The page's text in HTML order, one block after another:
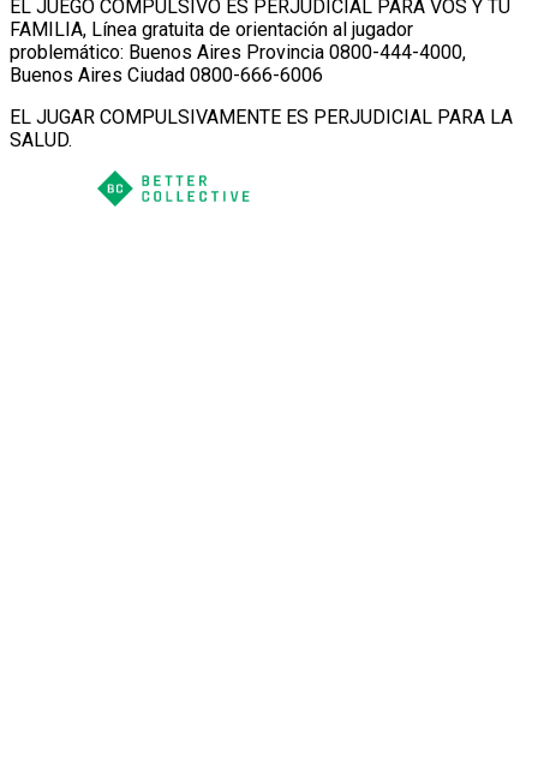
EL JUEGO COMPULSIVO ES PERJUDICIAL PARA VOS Y TU
FAMILIA, Línea gratuita de orientación al jugador
problemático: Buenos Aires Provincia 0800-444-4000,
Buenos Aires Ciudad 0800-666-6006
EL JUGAR COMPULSIVAMENTE ES PERJUDICIAL PARA LA
SALUD.